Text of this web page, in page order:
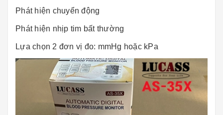
Phát hiện chuyển động
Phát hiện nhịp tim bất thường
Lựa chọn 2 đơn vị đo: mmHg hoặc kPa